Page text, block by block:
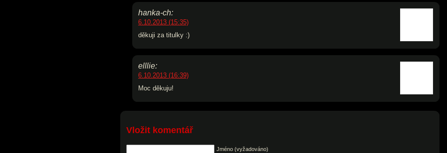
hanka-ch:
6.10.2013 (15:35)
děkuji za titulky :)
elllie:
6.10.2013 (16:39)
Moc děkuju!
Vložit komentář
Jméno (vyžadováno)